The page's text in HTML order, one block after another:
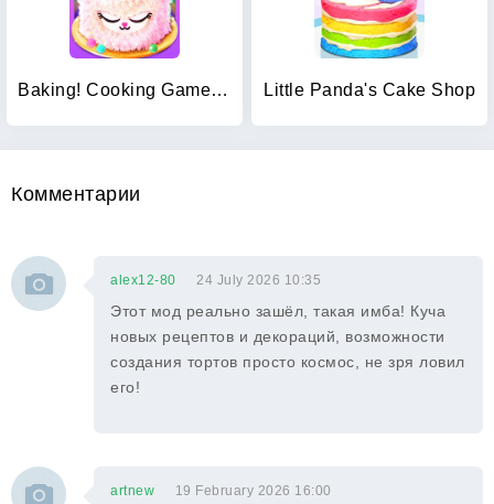
Baking! Cooking Games for Fun Little Panda's Cake Shop
Комментарии
alex12-80 24 July 2026 10:35
Этот мод реально зашёл, такая имба! Куча
новых рецептов и декораций, возможности
создания тортов просто космос, не зря ловил
его!
artnew 19 February 2026 16:00